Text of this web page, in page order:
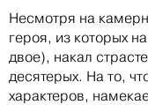
Несмотря на
героя, из которых
двое), накал
десятерых. На то,
характеров,